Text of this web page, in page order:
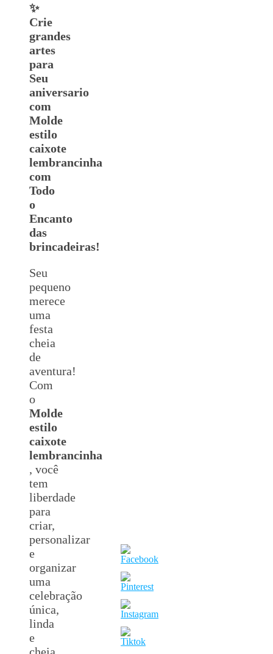
✨
Crie
grandes
artes
para
Seu
aniversario
com
Molde
estilo
caixote
lembrancinha
com
Todo
o
Encanto
das
brincadeiras!
Seu
pequeno
merece
uma
festa
cheia
de
aventura!
Com
o
Molde
estilo
caixote
lembrancinha
, você
tem
liberdade
para
criar,
personalizar
e
organizar
uma
celebração
única,
linda
e